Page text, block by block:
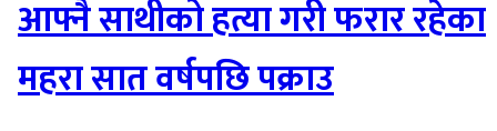
आफ्नै साथीको हत्या गरी फरार रहेका
महरा सात वर्षपछि पक्राउ